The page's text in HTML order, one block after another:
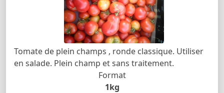
Tomate de plein champs , ronde classique. Utiliser
en salade. Plein champ et sans traitement.
Format
1kg